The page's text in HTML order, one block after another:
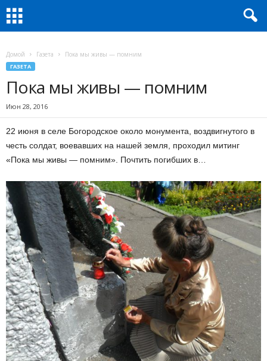
Домой Газета Пока мы живы — помним
ГАЗЕТА
Пока мы живы — помним
Июн 28, 2016
22 июня в селе Богородское около монумента, воздвигнутого в
честь солдат, воевавших на нашей земля, проходил митинг
«Пока мы живы — помним». Почтить погибших в…